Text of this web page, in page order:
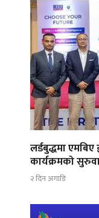
लर्डबुद्धमा
कार्यक्रमको
२ दिन अगाडि